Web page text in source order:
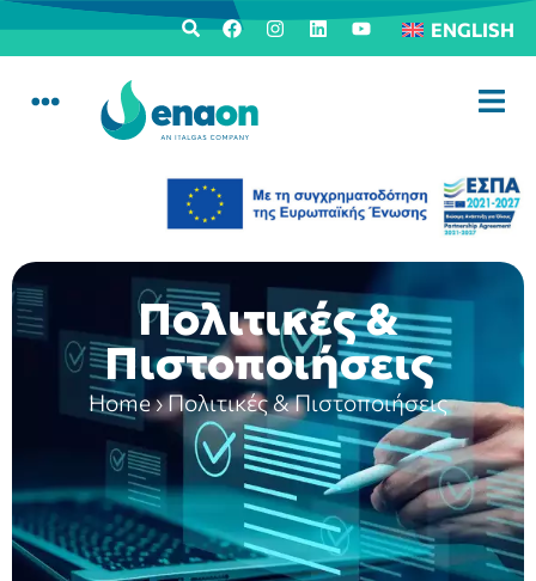
ENGLISH
Πολιτικές &
Πιστοποιήσεις
Home›Πολιτικές & Πιστοποιήσεις